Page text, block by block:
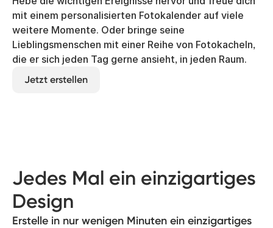
mit einem personalisierten Fotokalender auf viele
weitere Momente. Oder bringe seine
Lieblingsmenschen mit einer Reihe von Fotokacheln,
die er sich jeden Tag gerne ansieht, in jeden Raum.
Jetzt erstellen
Jedes Mal ein einzigartiges
Design
Erstelle in nur wenigen Minuten ein einzigartiges